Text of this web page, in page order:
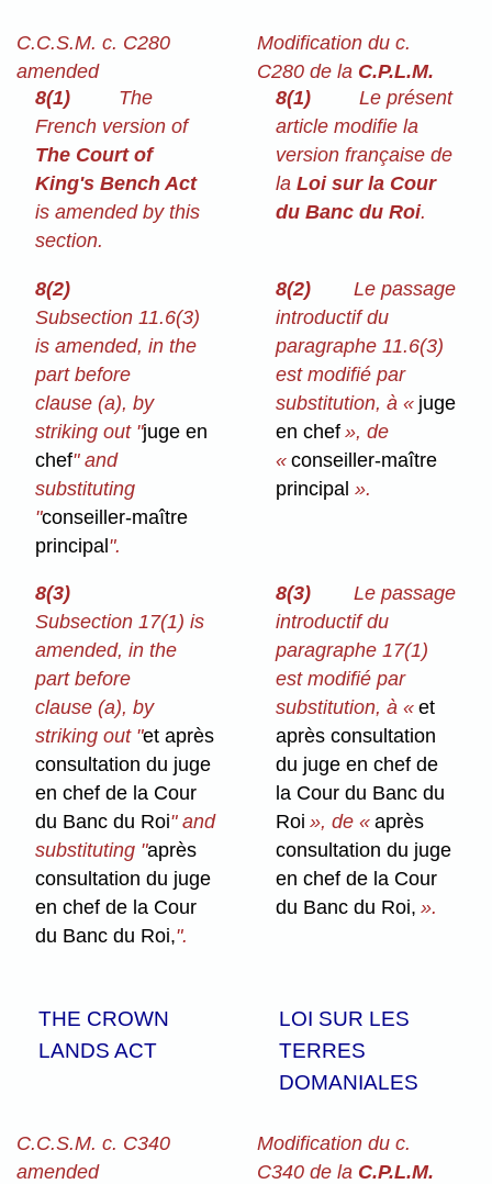
C.C.S.M. c. C280
amended
8(1)
The
French version of
The Court of
King's Bench Act
is amended by this
section.
Modification du c.
C280 de la C.P.L.M.
8(1)
Le présent
article modifie la
version française de
laLoi sur la Cour
du Banc du Roi.
8(2)
Subsection 11.6(3)
is amended, in the
part before
clause (a), by
striking out "juge en
chef" and
substituting
"conseiller-maître
principal".
8(2)
Le passage
introductif du
paragraphe 11.6(3)
est modifié par
substitution, à « juge
en chef », de
«conseiller-maître
principal».
8(3)
Subsection 17(1) is
amended, in the
part before
clause (a), by
striking out "et après
consultation du juge
en chef de la Cour
du Banc du Roi" and
substituting "après
consultation du juge
en chef de la Cour
du Banc du Roi,".
8(3)
Le passage
introductif du
paragraphe 17(1)
est modifié par
substitution, à «et
après consultation
du juge en chef de
la Cour du Banc du
Roi », de «après
consultation du juge
en chef de la Cour
du Banc du Roi, ».
THE CROWN
LANDS ACT
LOI SUR LES
TERRES
DOMANIALES
C.C.S.M. c. C340
amended
Modification du c.
C340 de la C.P.L.M.